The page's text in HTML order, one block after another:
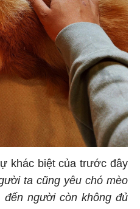
khác biệt của trước đây
ta cũng yêu chó mèo
đến người còn không đủ